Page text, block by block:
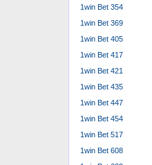
1win Bet 354
1win Bet 369
1win Bet 405
1win Bet 417
1win Bet 421
1win Bet 435
1win Bet 447
1win Bet 454
1win Bet 517
1win Bet 608